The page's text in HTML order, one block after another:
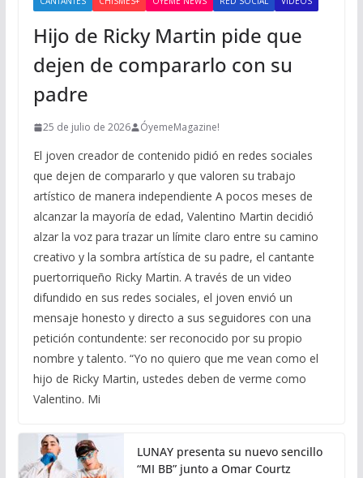
Hijo de Ricky Martin pide que
dejen de compararlo con su
padre
25 de julio de 2026 ÓyemeMagazine!
El joven creador de contenido pidió en redes sociales
que dejen de compararlo y que valoren su trabajo
artístico de manera independiente A pocos meses de
alcanzar la mayoría de edad, Valentino Martin decidió
alzar la voz para trazar un límite claro entre su camino
creativo y la sombra artística de su padre, el cantante
puertorriqueño Ricky Martin. A través de un video
difundido en sus redes sociales, el joven envió un
mensaje honesto y directo a sus seguidores con una
petición contundente: ser reconocido por su propio
nombre y talento. “Yo no quiero que me vean como el
hijo de Ricky Martin, ustedes deben de verme como
Valentino. Mi
LUNAY presenta su nuevo sencillo
“MI BB” junto a Omar Courtz